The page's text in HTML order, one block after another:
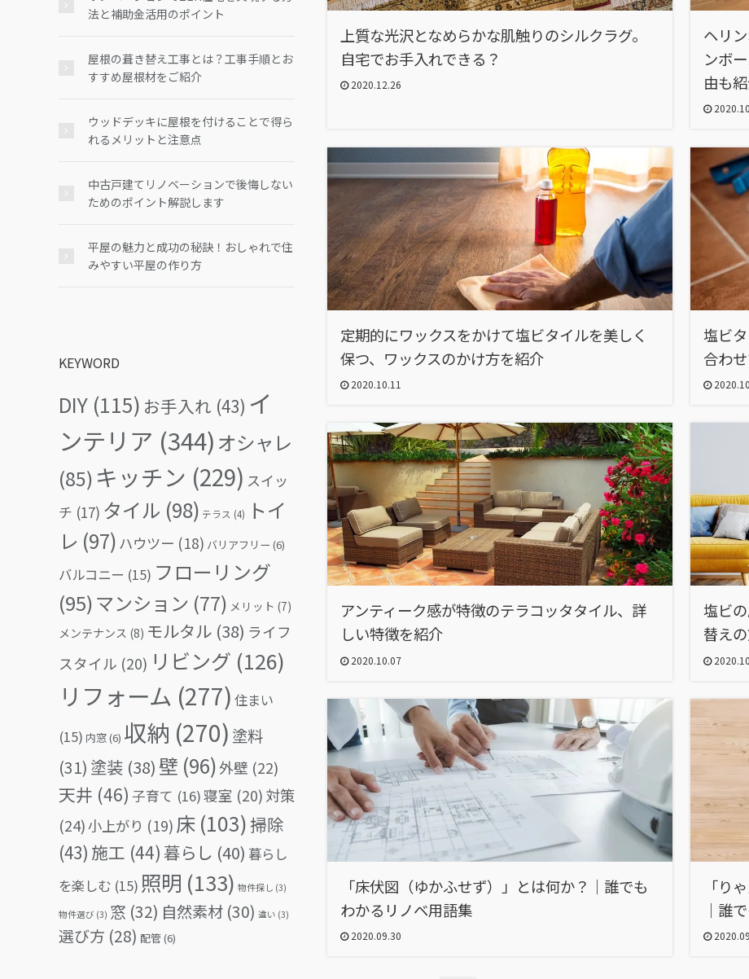
上質な光沢となめらかな肌触りのシルクラグ。
自宅でお手入れできる？
2020.12.26
ヘリ
ンボ
由も
定期的にワックスをかけて塩ビタイルを美しく
保つ、ワックスのかけ方を紹介
2020.10.11
塩ビ
合わ
アンティーク感が特徴のテラコッタタイル、詳
しい特徴を紹介
2020.10.07
塩ビ
替え
「床伏図（ゆかふせず）」とは何か？｜誰でも
わかるリノベ用語集
2020.09.30
「り
｜誰
法と補助金活用のポイント
屋根の葺き替え工事とは？工事手順とお
すすめ屋根材をご紹介
ウッドデッキに屋根を付けることで得ら
れるメリットと注意点
中古戸建てリノベーションで後悔しない
ためのポイント解説します
平屋の魅力と成功の秘訣！おしゃれで住
みやすい平屋の作り方
KEYWORD
DIY (115) お手入れ (43) イ
ンテリア (344) オシャレ
(85) キッチン (229) スイッ
チ (17) タイル (98) テラス (4)
トイ
レ (97) ハウツー (18) バリアフリー (6)
バルコニー (15) フローリング
(95)マンション (77) メリット (7)
メンテナンス (8) モルタル (38) ライフ
スタイル (20) リビング (126)
リフォーム (277) 住まい
(15) 内窓(6) 収納 (270) 塗料
(31) 塗装 (38) 壁 (96)外壁 (22)
天井 (46) 子育て (16)寝室 (20) 対策
(24)小上がり (19) 床 (103)掃除
(43) 施工 (44) 暮らし (40) 暮らし
を楽しむ (15) 照明 (133) 物件探し (3)
物件選び (3) 窓 (32) 自然素材 (30) 違い (3)
選び方 (28) 配管(6)